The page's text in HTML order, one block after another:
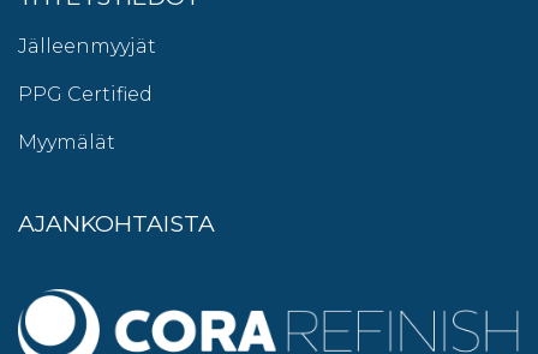
Jälleenmyyjät
PPG Certified
Myymälät
AJANKOHTAISTA